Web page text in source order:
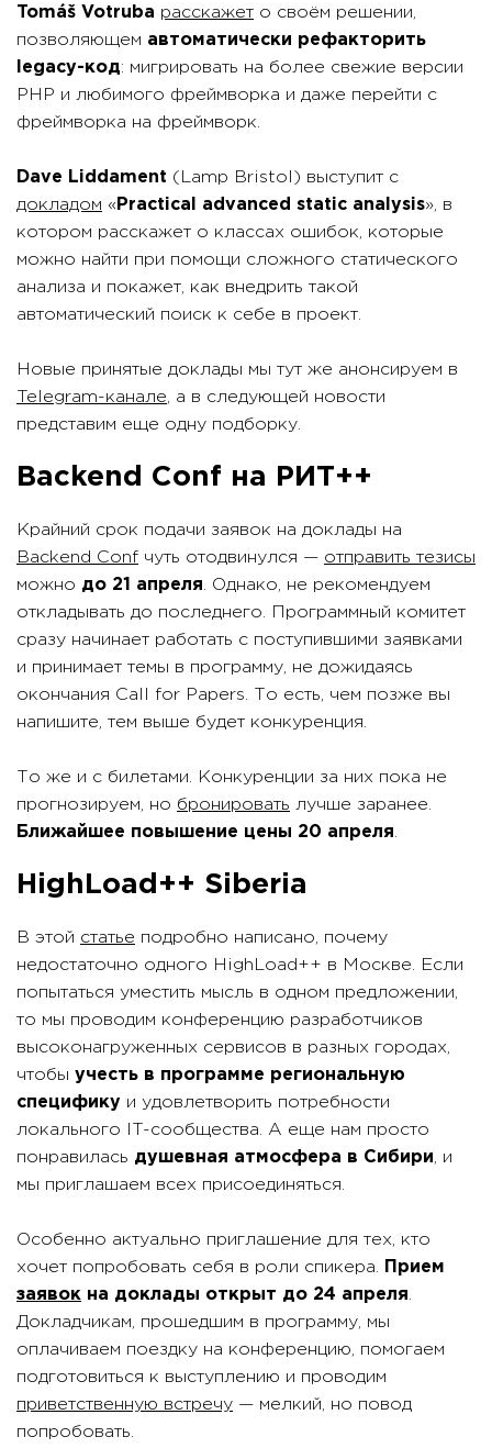
Tomáš Votruba расскажет о своём решении,
позволяющем автоматически рефакторить
legacy-код: мигрировать на более свежие версии
PHP и любимого фреймворка и даже перейти с
фреймворка на фреймворк.
Dave Liddament (Lamp Bristol) выступит с
докладом « Practical advanced static analysis», в
котором расскажет о классах ошибок, которые
можно найти при помощи сложного статического
анализа и покажет, как внедрить такой
автоматический поиск к себе в проект.
Новые принятые доклады мы тут же анонсируем в
Telegram-канале, а в следующей новости
представим еще одну подборку.
Backend Conf на РИТ++
Крайний срок подачи заявок на доклады на
Backend Conf чуть отодвинулся — отправить тезисы
можно до 21 апреля. Однако, не рекомендуем
откладывать до последнего. Программный комитет
сразу начинает работать с поступившими заявками
и принимает темы в программу, не дожидаясь
окончания Call for Papers. То есть, чем позже вы
напишите, тем выше будет конкуренция.
То же и с билетами. Конкуренции за них пока не
прогнозируем, но бронировать лучше заранее.
Ближайшее повышение цены 20 апреля.
HighLoad++ Siberia
В этой статье подробно написано, почему
недостаточно одного HighLoad++ в Москве. Если
попытаться уместить мысль в одном предложении,
то мы проводим конференцию разработчиков
высоконагруженных сервисов в разных городах,
чтобы учесть в программе региональную
специфику и удовлетворить потребности
локального IT-сообщества. А еще нам просто
понравилась душевная атмосфера в Сибири, и
мы приглашаем всех присоединяться.
Особенно актуально приглашение для тех, кто
хочет попробовать себя в роли спикера.
Прием
заявок на доклады открыт до 24 апреля.
Докладчикам, прошедшим в программу, мы
оплачиваем поездку на конференцию, помогаем
подготовиться к выступлению и проводим
приветственную встречу — мелкий, но повод
попробовать.